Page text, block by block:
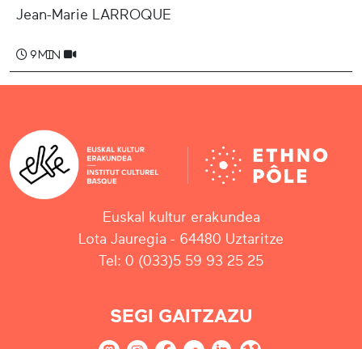
Jean-Marie LARROQUE
9 min
Euskal kultur erakundea
Lota Jauregia - 64480 Uztaritze
Tel: 0 (033)5 59 93 25 25
SEGI GAITZAZU